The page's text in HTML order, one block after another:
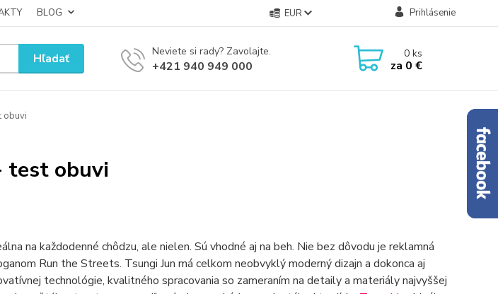
BLOG EUR Prihlásenie
Hľadať Neviete si rady? Zavolajte.
+421 940 949 000
0ks
za 0 €
obuvi
test obuvi
na každodenné chôdzu, ale nielen. Sú vhodné aj na beh. Nie bez dôvodu je reklamná
Run the Streets. Tsungi Jun má celkom neobvyklý moderný dizajn a dokonca aj
technológie, kvalitného spracovania so zameraním na detaily a materiály najvyššej